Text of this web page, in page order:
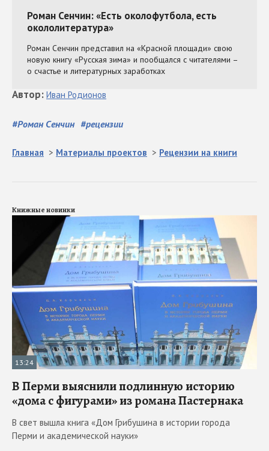
#Роман Сенчин #рецензии
Автор: Иван Родионов
Главная > Материалы проектов > Рецензии на книги
Книжные новинки
13:24
В Перми выяснили подлинную историю
«дома с фигурами» из романа Пастернака
В свет вышла книга «Дом Грибушина в истории города
Перми и академической науки»